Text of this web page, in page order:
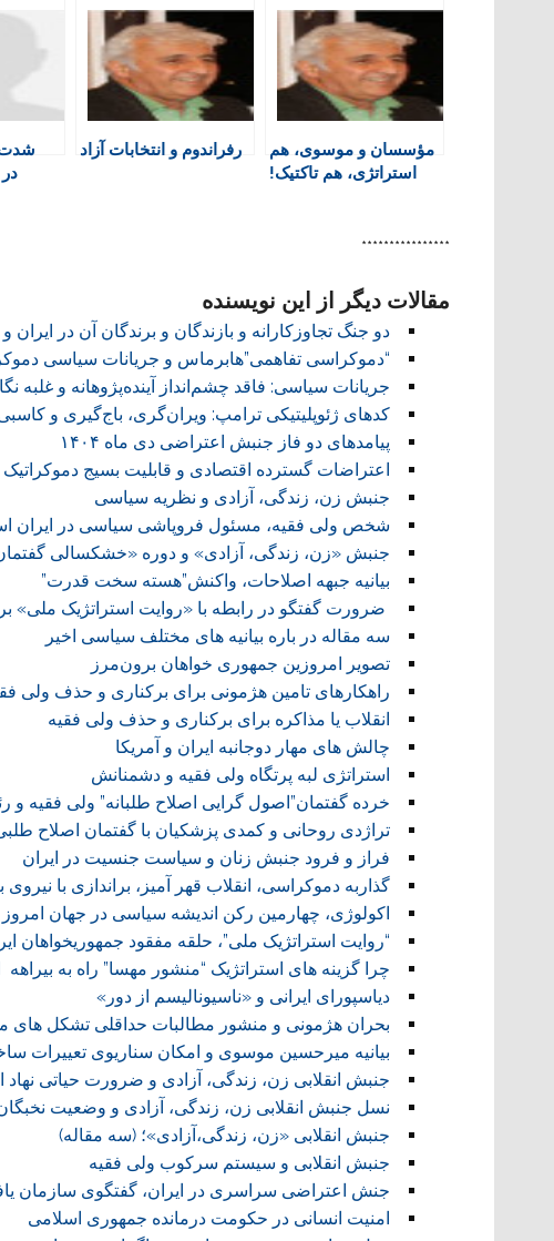
r
a
m
t
a
r
i
n
s
A
p
p
i
e
n
مؤسسان و موسوی، هم
استراتژی، هم تاکتیک!
رفراندوم و انتخابات آزاد
شدت
****************
مقالات دیگر از این نویسنده
دو جنگ تجاوزکارانه و بازندگان و برندگان آن در
“دموکراسی تفاهمی”هابرماس و جریانات سیاسی
جریانات سیاسی: فاقد چشم‌انداز آینده‌پژوهانه و غلبه
کدهای ژئوپلیتیکی ترامپ: ویران‌گری، باج‌گیری و
پیامدهای دو فاز جنبش اعتراضی دی ماه ۱۴۰۴
اعتراضات گسترده اقتصادی و قابلیت بسیج
جنبش زن، زندگی، آزادی و نظریه سیاسی
شخص ولی فقیه، مسئول فروپاشی سیاسی در ایران
جنبش «زن، زندگی، آزادی» و دوره «خشکسالی
بیانیه جبهه اصلاحات، واکنش”هسته سخت قدرت”
ضرورت گفتگو در رابطه با «روایت استراتژیک ملی»
سه مقاله در باره بیانیه های مختلف سیاسی اخیر
تصویر امروزین جمهوری خواهان برون‌مرز
راهکارهای تامین هژمونی برای برکناری و حذف ولی
انقلاب یا مذاکره برای برکناری و حذف ولی فقیه
چالش های مهار دوجانبه ایران و آمریکا
استراتژی لبه پرتگاه ولی فقیه و دشمنانش
خرده گفتمان”اصول گرایی اصلاح طلبانه” ولی فقیه
تراژدی روحانی و کمدی پزشکیان با گفتمان اصلاح
فراز و فرود جنبش زنان و سیاست جنسیت در ایران
گذاربه دموکراسی، انقلاب قهر آمیز، براندازی با نیروی
اکولوژی، چهارمین رکن اندیشه سیاسی در جهان امروز
“روایت استراتژیک ملی”، حلقه مفقود جمهوریخواهان
چرا گزینه های استراتژیک “منشور مهسا” راه به
دیاسپورای ایرانی و «ناسیونالیسم از دور»
بحران هژمونی و منشور مطالبات حداقلی تشکل های
بیانیه میرحسین موسوی و امکان سناریوی تعییرات
جنبش انقلابی زن، زندگی، آزادی و ضرورت حیاتی نهاد
نسل جنبش انقلابی زن، زندگی، آزادی و وضعیت
جنبش انقلابی «زن، زندگی،آزادی»؛ (سه مقاله)
جنبش انقلابی و سیستم سرکوب ولی فقیه
جنش اعتراضی سراسری در ایران، گفتگوی سازمان
امنیت انسانی در حکومت درمانده جمهوری اسلامی